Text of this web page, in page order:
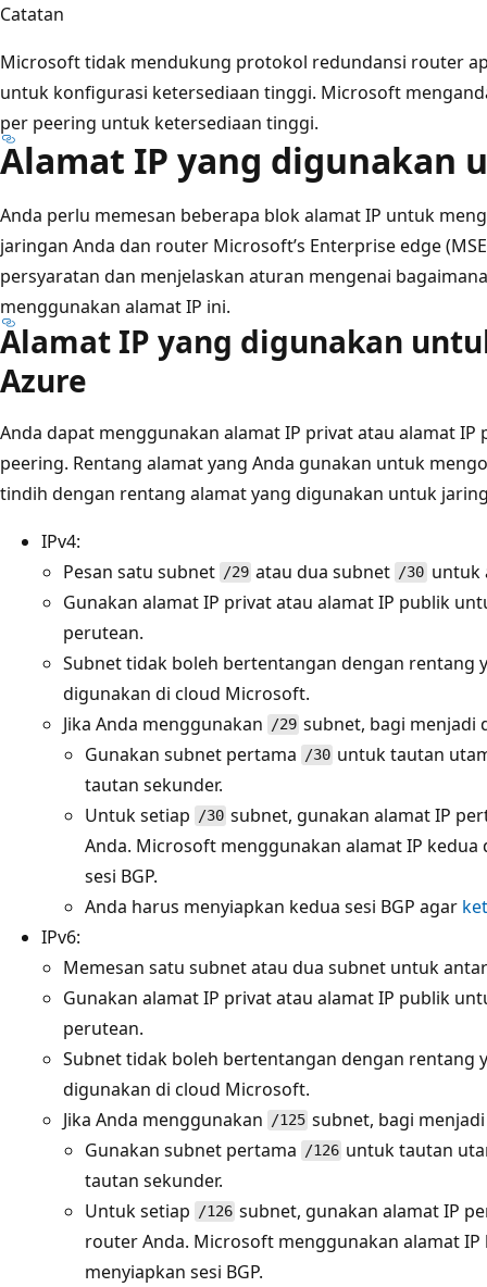
Catatan
Microsoft tidak mendukung protokol redundansi router
untuk konfigurasi ketersediaan tinggi. Microsoft
per peering untuk ketersediaan tinggi.
Alamat IP yang digunakan
Anda perlu memesan beberapa blok alamat IP untuk
jaringan Anda dan router Microsoft’s Enterprise edge
persyaratan dan menjelaskan aturan mengenai
menggunakan alamat IP ini.
Alamat IP yang digunakan
Azure
Anda dapat menggunakan alamat IP privat atau alamat
peering. Rentang alamat yang Anda gunakan untuk
tindih dengan rentang alamat yang digunakan untuk
IPv4:
Pesan satu subnet /29 atau dua subnet /30untuk
Gunakan alamat IP privat atau alamat IP publik
perutean.
Subnet tidak boleh bertentangan dengan rentang
digunakan di cloud Microsoft.
Jika Anda menggunakan /29 subnet, bagi menjadi
Gunakan subnet pertama /30 untuk tautan
tautan sekunder.
Untuk setiap /30 subnet, gunakan alamat IP
Anda. Microsoft menggunakan alamat IP
sesi BGP.
Anda harus menyiapkan kedua sesi BGP agar
IPv6:
Memesan satu subnet atau dua subnet untuk
Gunakan alamat IP privat atau alamat IP publik
perutean.
Subnet tidak boleh bertentangan dengan rentang
digunakan di cloud Microsoft.
Jika Anda menggunakan /125 subnet, bagi
Gunakan subnet pertama /126 untuk tautan
tautan sekunder.
Untuk setiap /126 subnet, gunakan alamat IP
router Anda. Microsoft menggunakan alamat
menyiapkan sesi BGP.